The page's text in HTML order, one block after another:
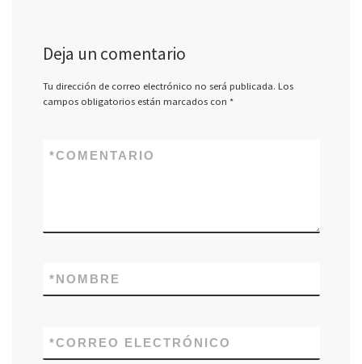
Deja un comentario
Tu dirección de correo electrónico no será publicada. Los
campos obligatorios están marcados con *
COMENTARIO
*
NOMBRE
*
CORREO ELECTRÓNICO
*